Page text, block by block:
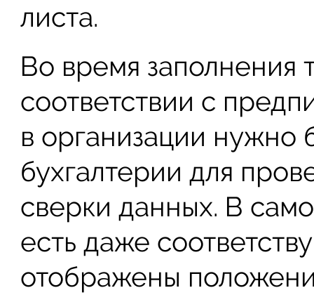
листа.
Во время заполнения
соответствии с
в организации нужно
бухгалтерии для
сверки данных. В
есть даже
отображены